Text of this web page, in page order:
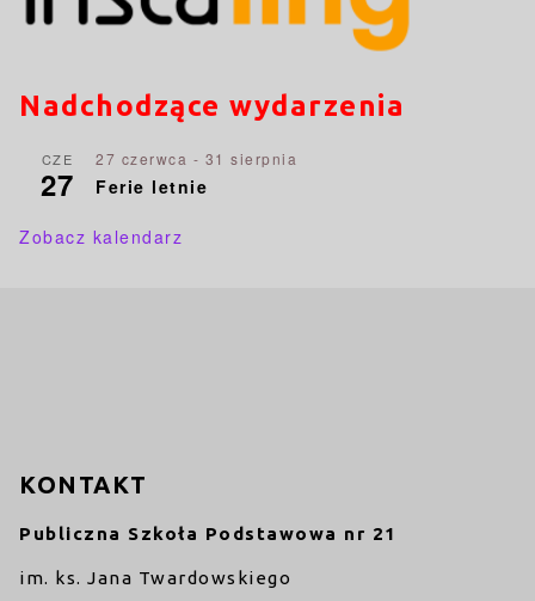
Nadchodzące wydarzenia
CZE
27
27 czerwca - 31 sierpnia
Ferie letnie
Zobacz kalendarz
KONTAKT
Publiczna Szkoła Podstawowa nr 21
im. ks. Jana Twardowskiego